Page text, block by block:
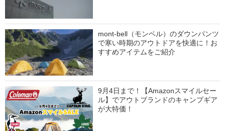
mont-bell（モンベル）のダウンパンツ
で寒い時期のアウトドアを快適に！お
すすめアイテムをご紹介
9月4日まで！【Amazonスマイルセー
ル】でアウトブランドのキャンプギア
が大特価！